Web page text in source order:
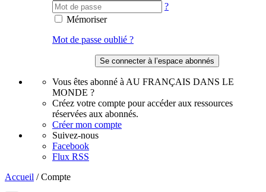
?
Mémoriser
Mot de passe oublié ?
Vous êtes abonné à AU FRANÇAIS DANS LE
MONDE ?
Créez votre compte pour accéder aux ressources
réservées aux abonnés.
Créer mon compte
Suivez-nous
Facebook
Flux RSS
Accueil /Compte